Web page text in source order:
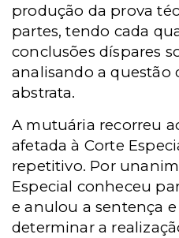
produção da prova
partes, tendo cada
conclusões díspares
analisando a questão
abstrata.
A mutuária recorreu
afetada à Corte
repetitivo. Por
Especial conheceu
e anulou a sentença
determinar a